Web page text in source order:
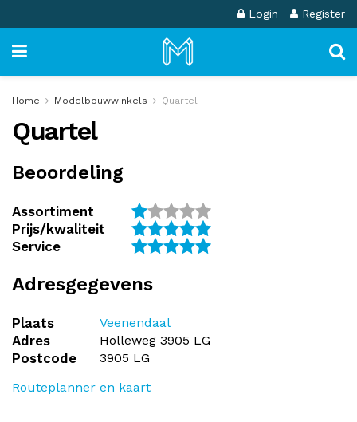
Login Register
Home Modelbouwwinkels Quartel
Quartel
Beoordeling
Assortiment
Prijs/kwaliteit
Service
Adresgegevens
Plaats Veenendaal
Adres Holleweg 3905 LG
Postcode
3905 LG
Routeplanner en kaart